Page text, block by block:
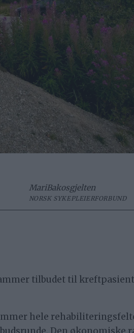
MariBakosgjelten
NORSK SYKEPLEIERFORBUND
tilbudet til
hele